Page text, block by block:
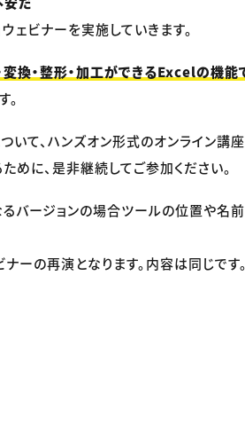
ェビナーを実施していきます。
変換・整形・加工ができるExcelの機
いて、ハンズオン形式のオンライン講
に、是非継続してご参加ください。
ージョンの場合ツールの位置や名
の再演となります。内容は同じです。